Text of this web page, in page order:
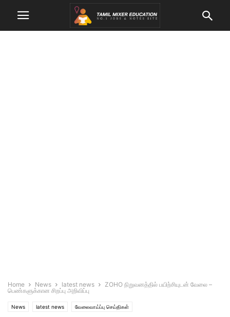
Home News latest news
ZOHO நிறுவனத்தில் பயிற்சியுடன் வேலை –
பெண்களுக்கான சிறப்பு அறிவிப்பு
News latest news வேலைவாய்ப்பு செய்திகள்